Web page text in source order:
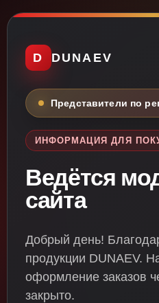
D DUNAEV
Представители по
ИНФОРМАЦИЯ ДЛЯ
Ведётся
сайта
Добрый день!
продукции DUNAEV.
оформление заказов
закрыто.